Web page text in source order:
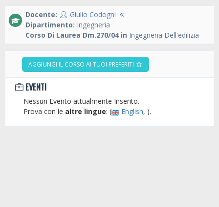
Docente:
Giulio Codogni
Dipartimento: Ingegneria
Corso Di Laurea Dm.270/04 in Ingegneria Dell'edilizia
AGGIUNGI IL CORSO AI TUOI PREFERITI
EVENTI
Nessun Evento attualmente Inserito.
Prova con le altre lingue: ( English, ).